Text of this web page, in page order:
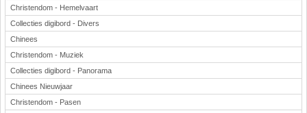
Christendom - Hemelvaart
Collecties digibord - Divers
Chinees
Christendom - Muziek
Collecties digibord - Panorama
Chinees Nieuwjaar
Christendom - Pasen